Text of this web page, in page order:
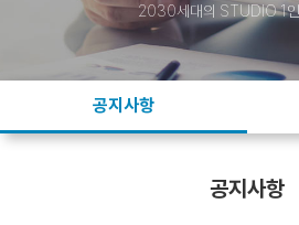
2030세대의 STUDIO 1
공지사항
공지사항